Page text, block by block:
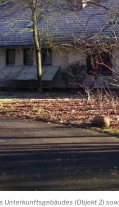
Unterkunftsgebäudes (Objekt 2)